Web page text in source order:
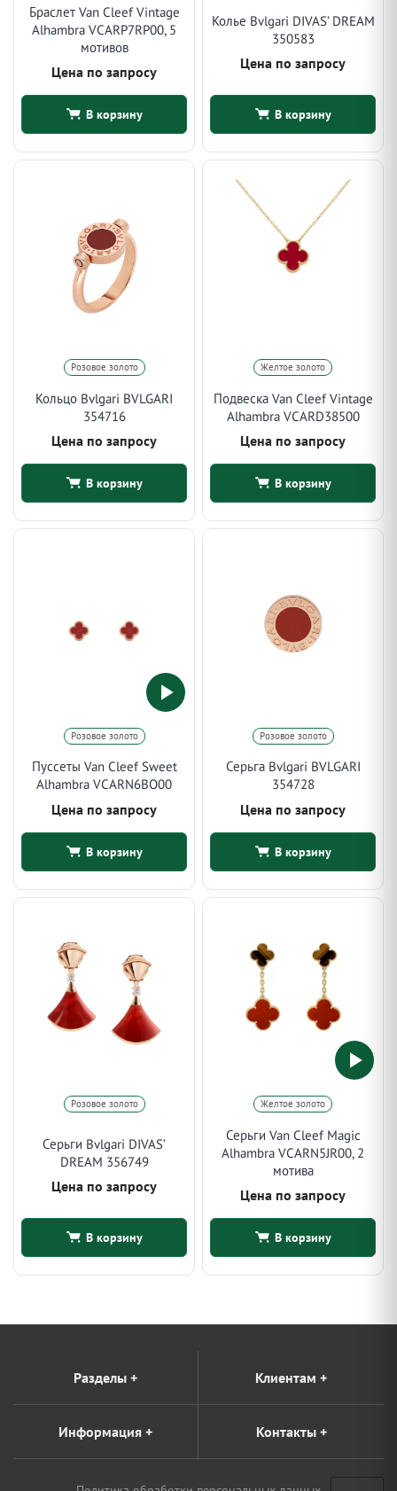
Браслет Van Cleef Vintage
Alhambra VCARP7RP00, 5
мотивов
Цена по запросу
В корзину
Колье Bvlgari DIVAS’ DREAM
350583
Цена по запросу
В корзину
Розовое золото
Кольцо Bvlgari BVLGARI
354716
Цена по запросу
В корзину
Желтое золото
Подвеска Van Cleef Vintage
Alhambra VCARD38500
Цена по запросу
В корзину
Розовое золото
Пуссеты Van Cleef Sweet
Alhambra VCARN6BO00
Цена по запросу
В корзину
Розовое золото
Серьга Bvlgari BVLGARI
354728
Цена по запросу
В корзину
Розовое золото
Серьги Bvlgari DIVAS’
DREAM 356749
Цена по запросу
В корзину
Желтое золото
Серьги Van Cleef Magic
Alhambra VCARN5JR00, 2
мотива
Цена по запросу
В корзину
Разделы + Клиентам +
Информация + Контакты+